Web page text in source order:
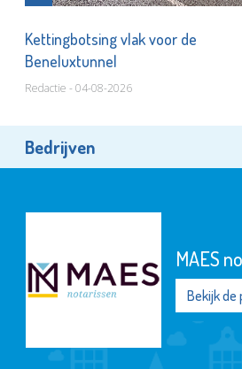
Kettingbotsing vlak voor de
Beneluxtunnel
Redactie - 04-08-2026
Bedrijven
MAES
Bekijk de